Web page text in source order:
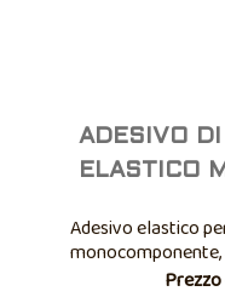
ADESIVO
ELASTICO
Adesivo elastico
resistenza iniziale